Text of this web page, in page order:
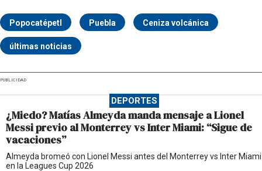
Popocatépetl Puebla Ceniza volcánica
últimas noticias
PUBLICIDAD
DEPORTES
¿Miedo? Matías Almeyda manda mensaje a Lionel
Messi previo al Monterrey vs Inter Miami: “Sigue de
vacaciones”
Almeyda bromeó con Lionel Messi antes del Monterrey vs Inter Miami
en la Leagues Cup 2026